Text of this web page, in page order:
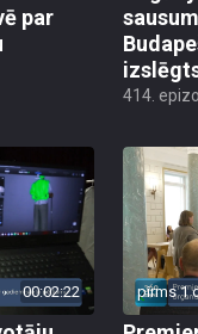
par
414.
00:02:22 pirms 1